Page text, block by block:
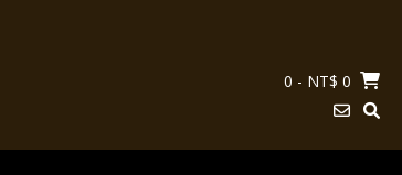
0 - NT$ 0